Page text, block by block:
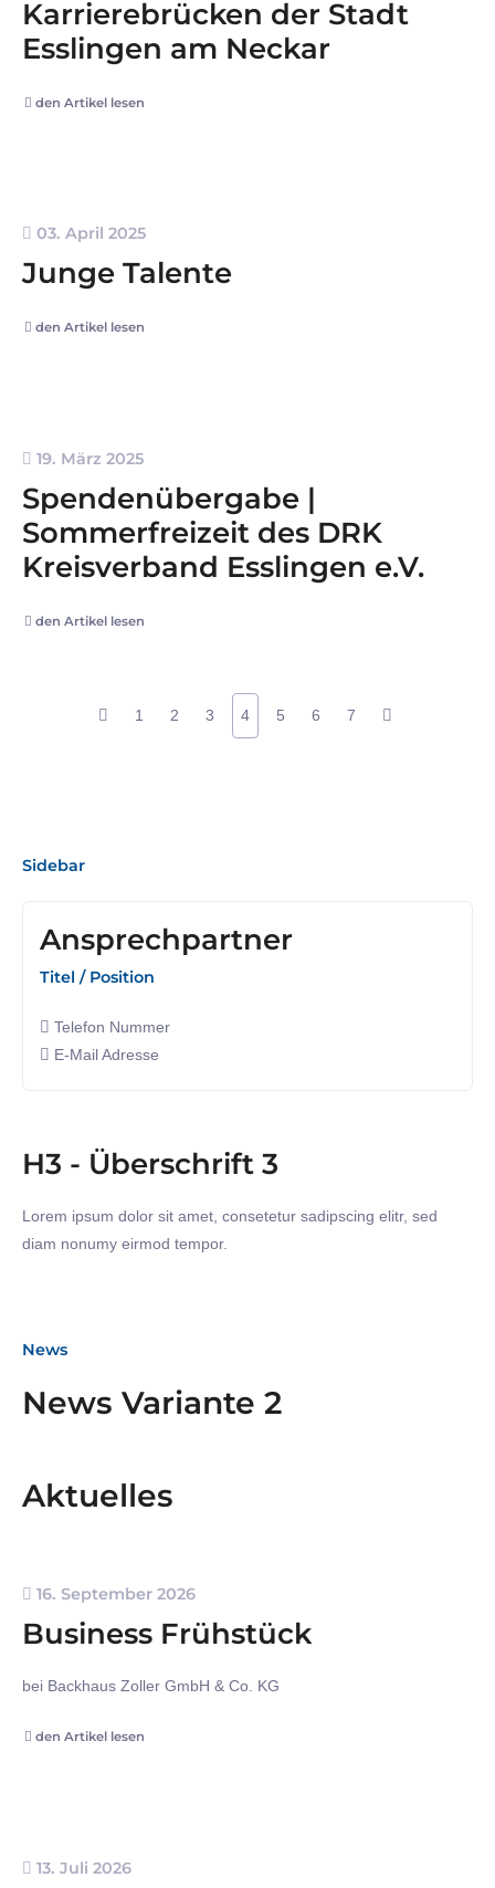
Karrierebrücken der Stadt
Esslingen am Neckar
den Artikel lesen
03. April 2025
Junge Talente
den Artikel lesen
19. März 2025
Spendenübergabe |
Sommerfreizeit des DRK
Kreisverband Esslingen e.V.
den Artikel lesen
1 2 3 4 5 6 7
Sidebar
Ansprechpartner
Titel / Position
Telefon Nummer
E-Mail Adresse
H3 - Überschrift 3
Lorem ipsum dolor sit amet, consetetur sadipscing elitr, sed
diam nonumy eirmod tempor.
News
News Variante 2
Aktuelles
16. September 2026
Business Frühstück
bei Backhaus Zoller GmbH & Co. KG
den Artikel lesen
13. Juli 2026